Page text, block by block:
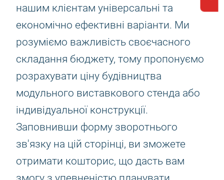
нашим клієнтам універсальні та
економічно ефективні варіанти. Ми
розуміємо важливість своєчасного
складання бюджету, тому пропонуємо
розрахувати ціну будівництва
модульного виставкового стенда або
індивідуальної конструкції.
Заповнивши форму зворотнього
зв'язку на цій сторінці, ви зможете
отримати кошторис, що дасть вам